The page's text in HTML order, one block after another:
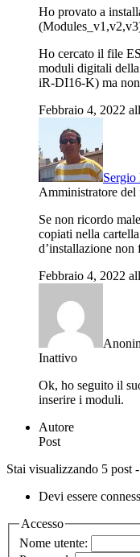
Ho provato a
Ho cercato il file
moduli digitali
iR-DI16-K) ma non
Febbraio 4, 2022
Sergio
Amministratore del
Se non ricordo
copiati nella
d’installazione non
Febbraio 4, 2022
Inattivo
Ok, ho seguito il
inserire i moduli.
Autore
Post
Stai visualizzando 5 post
Devi essere
Accesso
Nome utente: